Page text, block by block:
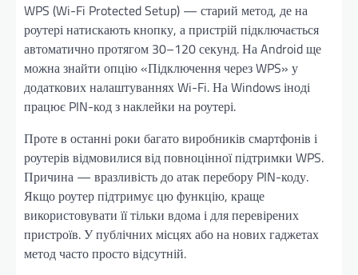
WPS (Wi-Fi Protected Setup) — старий метод, де на
роутері натискають кнопку, а пристрій підключається
автоматично протягом 30–120 секунд. На Android ще
можна знайти опцію «Підключення через WPS» у
додаткових налаштуваннях Wi-Fi. На Windows іноді
працює PIN-код з наклейки на роутері.
Проте в останні роки багато виробників смартфонів і
роутерів відмовилися від повноцінної підтримки WPS.
Причина — вразливість до атак перебору PIN-коду.
Якщо роутер підтримує цю функцію, краще
використовувати її тільки вдома і для перевірених
пристроїв. У публічних місцях або на нових гаджетах
метод часто просто відсутній.